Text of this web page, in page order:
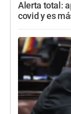
Alerta total:
covid y es